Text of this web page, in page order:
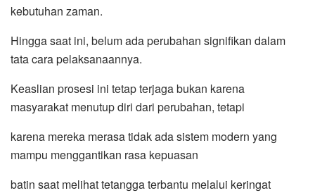
kebutuhan zaman.
Hingga saat ini, belum ada perubahan signifikan dalam
tata cara pelaksanaannya.
Keaslian prosesi ini tetap terjaga bukan karena
masyarakat menutup diri dari perubahan, tetapi
karena mereka merasa tidak ada sistem modern yang
mampu menggantikan rasa kepuasan
batin saat melihat tetangga terbantu melalui keringat